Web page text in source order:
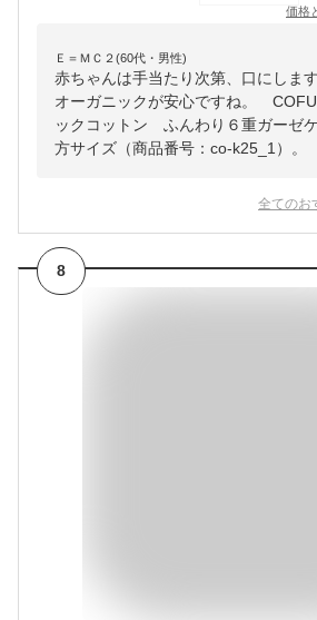
価格
Ｅ＝ＭＣ２(60代・男性)
赤ちゃんは手当たり次第、口にしま
オーガニックが安心ですね。
ックコットン ふんわり６重ガーゼ
方サイズ（商品番号：co-k25_1）。
全てのお
8